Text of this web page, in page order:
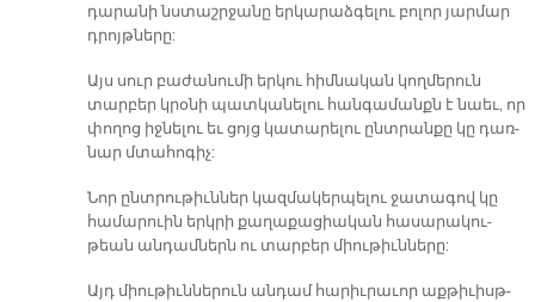
դա­րա­նի նստաշր­ջա­նը եր­կա­րաձ­գե­լու բո­լոր յար­մար
դրոյթ­նե­րը:
Այս սուր բա­ժա­նու­մի եր­կու հիմ­նա­կան կող­մե­րուն
տար­բեր կրօն­ի պատ­կա­նե­լու հան­գա­մանքն է նաեւ, որ
փո­ղոց իջ­նե­լու եւ ցոյց կա­տա­րե­լու ընտ­րան­քը կը դառ­
նար մտա­հո­գիչ:
Նոր ընտ­րու­թիւն­ներ կազ­մա­կեր­պե­լու ջա­տա­գով կը
հա­մա­րուին երկ­րի քա­ղա­քա­ցիա­կան հա­սա­րա­կու­
թեան ան­դամ­ներն ու տար­բեր միու­թիւն­նե­րը:
Այդ միու­թիւն­նե­րուն ան­դամ հա­րիւ­րա­ւոր աք­թի­ւիսթ­